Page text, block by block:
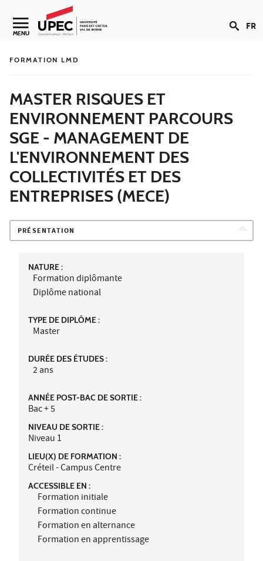
Aller au contenu
Navigation secondaire
MENU FR
FORMATION LMD
MASTER RISQUES ET
ENVIRONNEMENT PARCOURS
SGE - MANAGEMENT DE
L'ENVIRONNEMENT DES
COLLECTIVITÉS ET DES
ENTREPRISES (MECE)
PRÉSENTATION
NATURE :
Formation diplômante
Diplôme national
TYPE DE DIPLÔME :
Master
DURÉE DES ÉTUDES :
2 ans
ANNÉE POST-BAC DE SORTIE :
Bac + 5
NIVEAU DE SORTIE :
Niveau 1
LIEU(X) DE FORMATION :
Créteil - Campus Centre
ACCESSIBLE EN :
Formation initiale
Formation continue
Formation en alternance
Formation en apprentissage